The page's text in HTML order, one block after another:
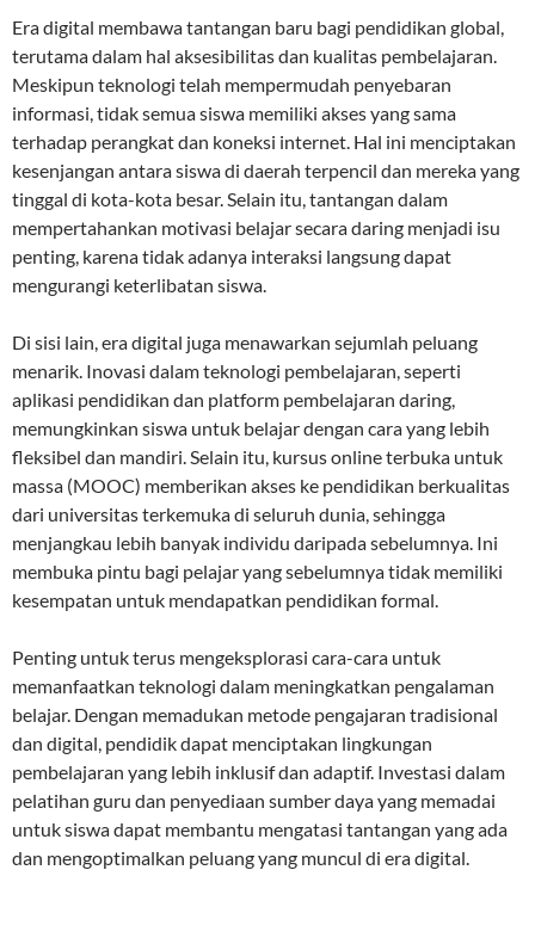
Era digital membawa tantangan baru bagi pendidikan global,
terutama dalam hal aksesibilitas dan kualitas pembelajaran.
Meskipun teknologi telah mempermudah penyebaran
informasi, tidak semua siswa memiliki akses yang sama
terhadap perangkat dan koneksi internet. Hal ini menciptakan
kesenjangan antara siswa di daerah terpencil dan mereka yang
tinggal di kota-kota besar. Selain itu, tantangan dalam
mempertahankan motivasi belajar secara daring menjadi isu
penting, karena tidak adanya interaksi langsung dapat
mengurangi keterlibatan siswa.
Di sisi lain, era digital juga menawarkan sejumlah peluang
menarik. Inovasi dalam teknologi pembelajaran, seperti
aplikasi pendidikan dan platform pembelajaran daring,
memungkinkan siswa untuk belajar dengan cara yang lebih
fleksibel dan mandiri. Selain itu, kursus online terbuka untuk
massa (MOOC) memberikan akses ke pendidikan berkualitas
dari universitas terkemuka di seluruh dunia, sehingga
menjangkau lebih banyak individu daripada sebelumnya. Ini
membuka pintu bagi pelajar yang sebelumnya tidak memiliki
kesempatan untuk mendapatkan pendidikan formal.
Penting untuk terus mengeksplorasi cara-cara untuk
memanfaatkan teknologi dalam meningkatkan pengalaman
belajar. Dengan memadukan metode pengajaran tradisional
dan digital, pendidik dapat menciptakan lingkungan
pembelajaran yang lebih inklusif dan adaptif. Investasi dalam
pelatihan guru dan penyediaan sumber daya yang memadai
untuk siswa dapat membantu mengatasi tantangan yang ada
dan mengoptimalkan peluang yang muncul di era digital.